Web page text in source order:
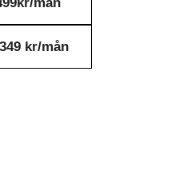
kr/mån